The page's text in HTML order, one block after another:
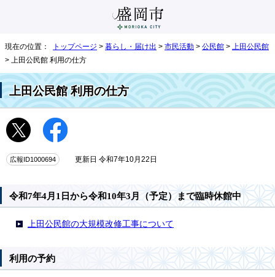
現在の位置： トップページ > 暮らし・届け出 > 市民活動 > 公民館 >
上田公民館
> 上田公民館 利用の仕方
上田公民館 利用の仕方
広報ID1000694 更新日 令和7年10月22日
令和7年4月1日から令和10年3月（予定）まで臨時休館中
上田公民館の大規模改修工事について
利用の予約